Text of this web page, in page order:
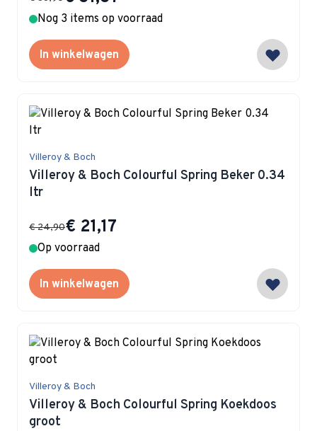
Nog 3 items op voorraad
In winkelwagen
Villeroy & Boch
Villeroy & Boch Colourful Spring Beker 0.34
ltr
Special Price
€ 21,17
€ 24,90
Op voorraad
In winkelwagen
Villeroy & Boch
Villeroy & Boch Colourful Spring Koekdoos
groot